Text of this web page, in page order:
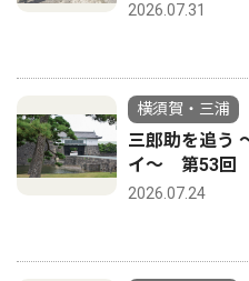
2026.07.31
横須賀・三浦
三郎助を追う
イ〜 第53回
2026.07.24